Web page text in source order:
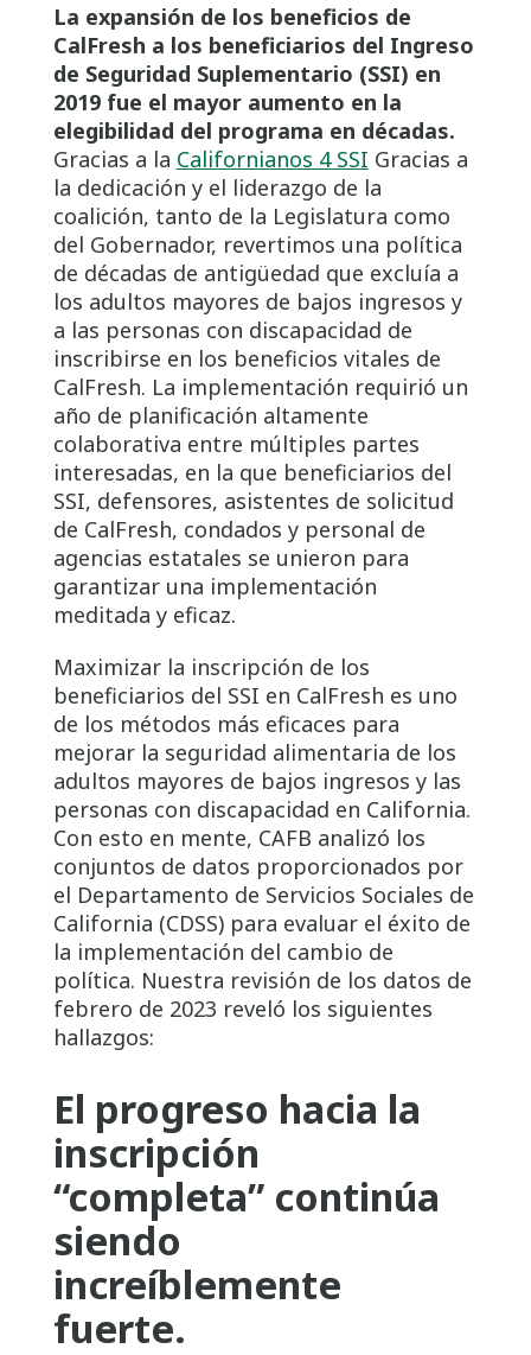
La expansión de los beneficios de
CalFresh a los beneficiarios del Ingreso
de Seguridad Suplementario (SSI) en
2019 fue el mayor aumento en la
elegibilidad del programa en décadas.
Gracias a la Californianos 4 SSI Gracias a
la dedicación y el liderazgo de la
coalición, tanto de la Legislatura como
del Gobernador, revertimos una política
de décadas de antigüedad que excluía a
los adultos mayores de bajos ingresos y
a las personas con discapacidad de
inscribirse en los beneficios vitales de
CalFresh. La implementación requirió un
año de planificación altamente
colaborativa entre múltiples partes
interesadas, en la que beneficiarios del
SSI, defensores, asistentes de solicitud
de CalFresh, condados y personal de
agencias estatales se unieron para
garantizar una implementación
meditada y eficaz.
Maximizar la inscripción de los
beneficiarios del SSI en CalFresh es uno
de los métodos más eficaces para
mejorar la seguridad alimentaria de los
adultos mayores de bajos ingresos y las
personas con discapacidad en California.
Con esto en mente, CAFB analizó los
conjuntos de datos proporcionados por
el Departamento de Servicios Sociales de
California (CDSS) para evaluar el éxito de
la implementación del cambio de
política. Nuestra revisión de los datos de
febrero de 2023 reveló los siguientes
hallazgos:
El progreso hacia la
inscripción
“completa” continúa
siendo
increíblemente
fuerte.